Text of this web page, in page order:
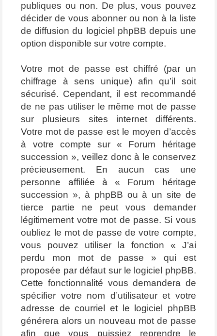
publiques ou non. De plus, vous pouvez
décider de vous abonner ou non à la liste
de diffusion du logiciel phpBB depuis une
option disponible sur votre compte.
Votre mot de passe est chiffré (par un
chiffrage à sens unique) afin qu’il soit
sécurisé. Cependant, il est recommandé
de ne pas utiliser le même mot de passe
sur plusieurs sites internet différents.
Votre mot de passe est le moyen d’accès
à votre compte sur « Forum héritage
succession », veillez donc à le conservez
précieusement. En aucun cas une
personne affiliée à « Forum héritage
succession », à phpBB ou à un site de
tierce partie ne peut vous demander
légitimement votre mot de passe. Si vous
oubliez le mot de passe de votre compte,
vous pouvez utiliser la fonction « J’ai
perdu mon mot de passe » qui est
proposée par défaut sur le logiciel phpBB.
Cette fonctionnalité vous demandera de
spécifier votre nom d’utilisateur et votre
adresse de courriel et le logiciel phpBB
générera alors un nouveau mot de passe
afin que vous puissiez reprendre le